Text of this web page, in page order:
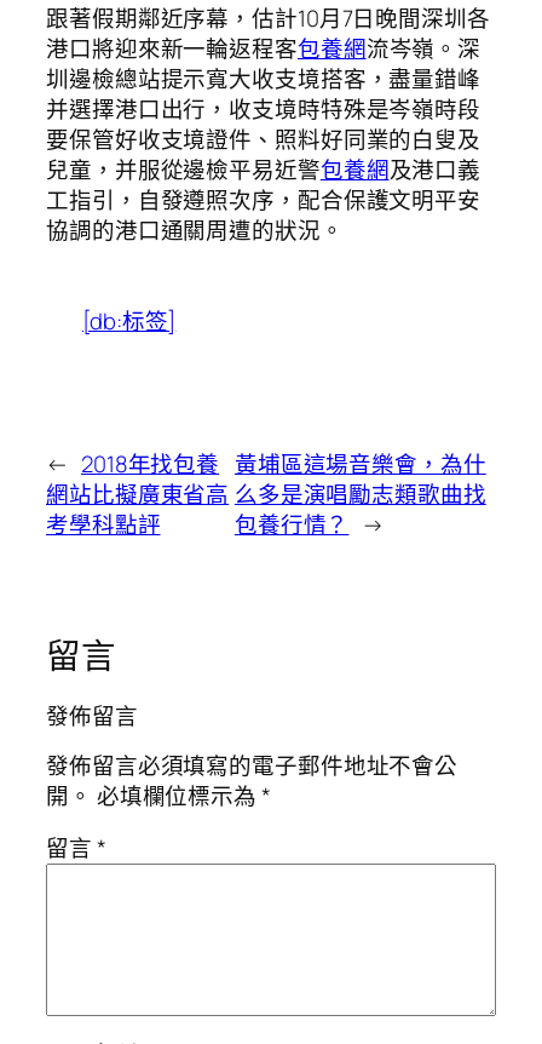
跟著假期鄰近序幕，估計10月7日晚間深圳各
港口將迎來新一輪返程客包養網流岑嶺。深
圳邊檢總站提示寬大收支境搭客，盡量錯峰
并選擇港口出行，收支境時特殊是岑嶺時段
要保管好收支境證件、照料好同業的白叟及
兒童，并服從邊檢平易近警包養網及港口義
工指引，自發遵照次序，配合保護文明平安
協調的港口通關周遭的狀況。
[db:标签]
← 2018年找包養
網站比擬廣東省高
考學科點評
黃埔區這場音樂會，為什
么多是演唱勵志類歌曲找
包養行情？
→
留言
發佈留言
發佈留言必須填寫的電子郵件地址不會公
開。 必填欄位標示為*
留言*